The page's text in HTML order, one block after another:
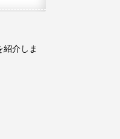
紹介しま